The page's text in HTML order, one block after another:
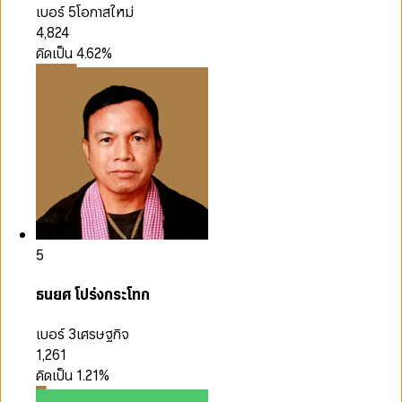
เบอร์ 5โอกาสใหม่
4,824
คิดเป็น4.62%
5
ธนยศ โปร่งกระโทก
เบอร์ 3เศรษฐกิจ
1,261
คิดเป็น 1.21%